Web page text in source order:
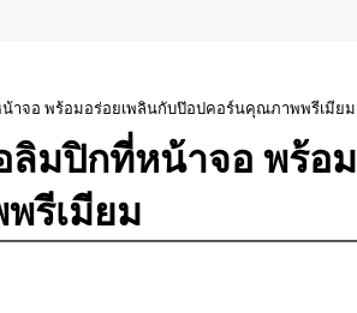
าจอ พร้อมอร่อยเพลินกับป๊อปคอร์นคุณภาพพรีเมียม
มปิกที่หน้าจอ พร้อม
รีเมียม